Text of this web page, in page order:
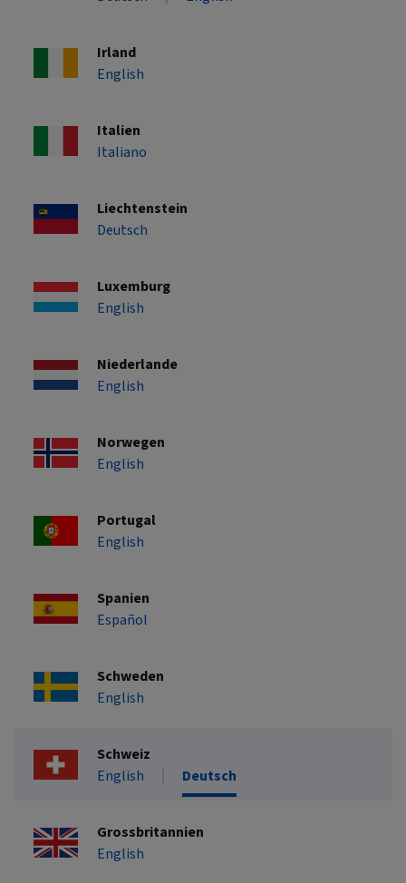
Irland
English
Italien
Italiano
Liechtenstein
Deutsch
Luxemburg
English
Niederlande
English
Norwegen
English
Portugal
English
Spanien
Español
Schweden
English
Schweiz
English
Deutsch
Grossbritannien
English